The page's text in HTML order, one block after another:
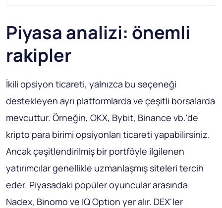
Piyasa analizi: önemli
rakipler
İkili opsiyon ticareti, yalnızca bu seçeneği
destekleyen ayrı platformlarda ve çeşitli borsalarda
mevcuttur. Örneğin, OKX, Bybit, Binance vb.'de
kripto para birimi opsiyonları ticareti yapabilirsiniz.
Ancak çeşitlendirilmiş bir portföyle ilgilenen
yatırımcılar genellikle uzmanlaşmış siteleri tercih
eder. Piyasadaki popüler oyuncular arasında
Nadex, Binomo ve IQ Option yer alır. DEX'ler